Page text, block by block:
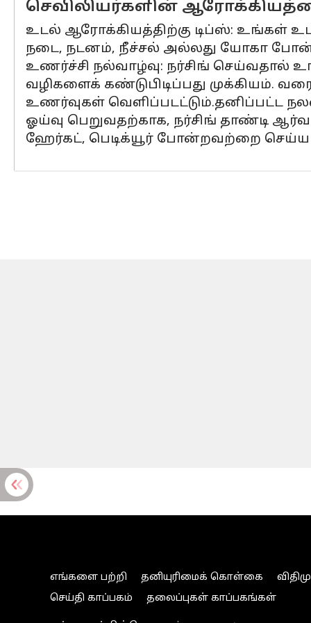
செவிலியர்களின் ஆரோக்கியத்தை
உடல் ஆரோக்கியத்திற்கு டிப்ஸ்: உங்கள்
நடை, நடனம், நீச்சல் அல்லது யோகா
உணர்ச்சி நல்வாழ்வு: நர்சிங்
வழிகளைக் கண்டுபிடிப்பது முக்கியம்.
உணர்வுகள் வெளிப்படட்டும்.தனிப்பட்ட
ஓய்வு பெறுவதற்காக, நர்சிங் தாண்டி
ஹேர்கட், பெடிக்யூர் போன்றவற்றை செய்ய
எங்களை பற்றி தனியுரிமைக் கொள்கை
செய்தி காப்பகம்
தலைப்புகள் காப்பகங்கள்